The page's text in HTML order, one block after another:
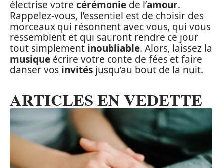
électrise votre cérémonie de l’amour.
Rappelez-vous, l’essentiel est de choisir des
morceaux qui résonnent avec vous, qui vous
ressemblent et qui sauront rendre ce jour
tout simplement inoubliable. Alors, laissez la
musique écrire votre conte de fées et faire
danser vos invités jusqu’au bout de la nuit.
ARTICLES EN VEDETTE